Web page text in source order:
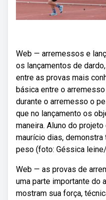
Web — arremessos e
os lançamentos de
entre as provas mais
básica entre o
durante o arremesso o
que no lançamento os
maneira. Aluno do
maurício dias,
peso (foto: Géssica
Web — as provas de
uma parte importante do
mostram sua força,